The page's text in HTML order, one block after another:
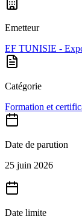
Emetteur
EF TUNISIE -
Catégorie
Formation et
Date de parution
25 juin 2026
Date limite